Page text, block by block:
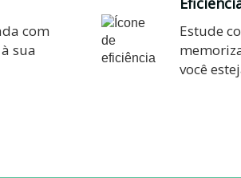
com
sua
Estude
você